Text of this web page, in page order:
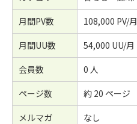
月間PV数
108,000 PV/月
月間UU数
54,000 UU/月
会員数
0 人
ページ数
約 20 ページ
メルマガ
なし